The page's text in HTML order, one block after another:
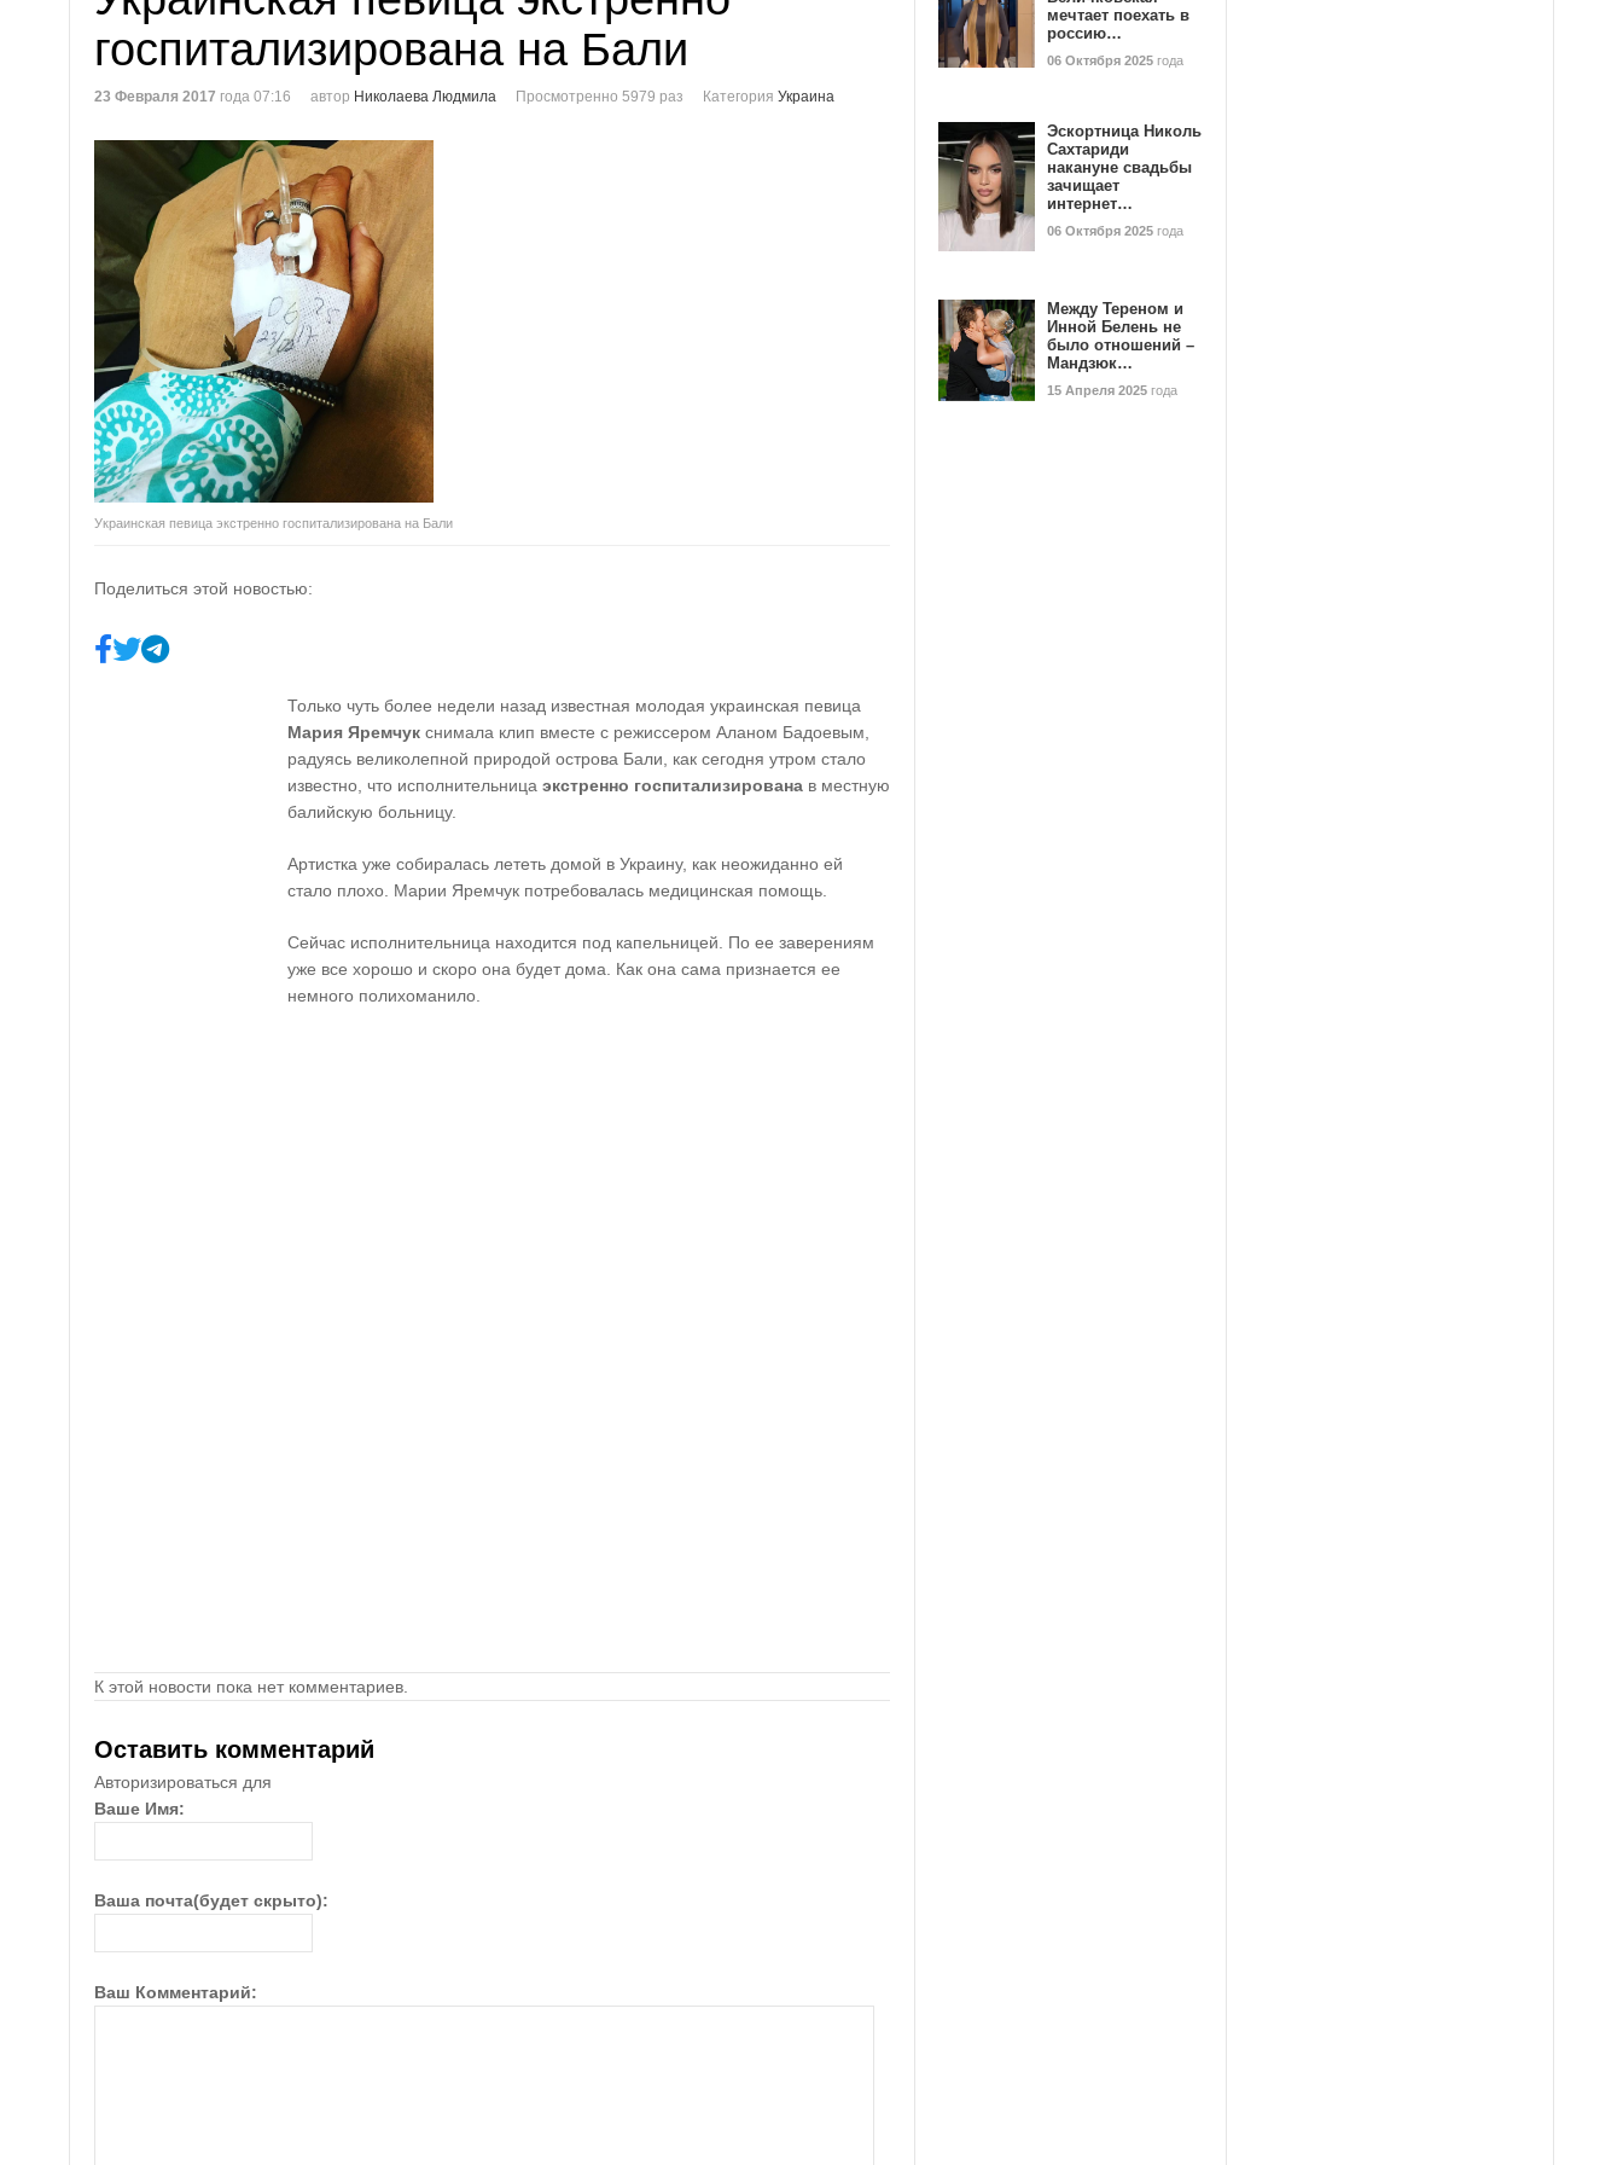
госпитализирована на Бали
23 Февраля 2017 года 07:16 автор Николаева Людмила Просмотренно 5979 раз Категория Украина
Украинская певица экстренно госпитализирована на Бали
Поделиться этой новостью:
Только чуть более недели назад известная молодая украинская певица
Мария Яремчук снимала клип вместе с режиссером Аланом Бадоевым,
радуясь великолепной природой острова Бали, как сегодня утром стало
известно, что исполнительница экстренно госпитализирована в местную
балийскую больницу.
Артистка уже собиралась лететь домой в Украину, как неожиданно ей
стало плохо. Марии Яремчук потребовалась медицинская помощь.
Сейчас исполнительница находится под капельницей. По ее заверениям
уже все хорошо и скоро она будет дома. Как она сама признается ее
немного полихоманило.
К этой новости пока нет комментариев.
Оставить комментарий
Авторизироваться для
Ваше Имя:
Ваша почта(будет скрыто):
Ваш Комментарий:
мечтает поехать в
россию…
06 Октября 2025 года
Эскортница Николь
Сахтариди
накануне свадьбы
зачищает
интернет…
06 Октября 2025 года
Между Тереном и
Инной Белень не
было отношений –
Мандзюк…
15 Апреля 2025 года